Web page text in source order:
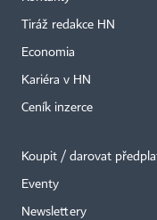
Tiráž redakce HN
Economia
Kariéra v HN
Ceník inzerce
Koupit / darovat
Eventy
Newslettery